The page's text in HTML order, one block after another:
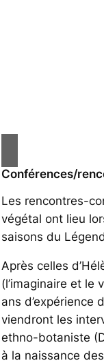
Conférences/
Les rencontres-
végétal ont lieu
saisons du
Après celles
(l’imaginaire et le
ans d’expérience
viendront les
ethno-botaniste
à la naissance